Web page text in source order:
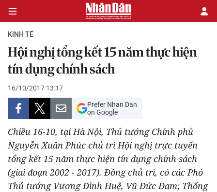
CHÍNH TRỊ
KINH TẾ
VĂN HÓA
XÃ HỘI
PHÁP LUẬT
DU LỊCH
KINH TẾ
Hội nghị tổng kết 15 năm thực hiện
tín dụng chính sách
16/10/2017 13:17
Prefer Nhan Dan
on Google
Chiều 16-10, tại Hà Nội, Thủ tướng Chính phủ
Nguyễn Xuân Phúc chủ trì Hội nghị trực tuyến
tổng kết 15 năm thực hiện tín dụng chính sách
(giai đoạn 2002 - 2017). Đồng chủ trì, có các Phó
Thủ tướng Vương Đình Huệ, Vũ Đức Đam; Thống